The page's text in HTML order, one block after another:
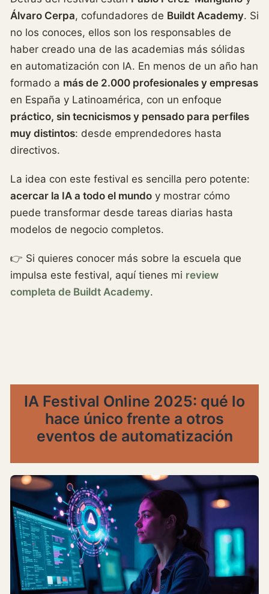
Álvaro Cerpa, cofundadores de Buildt Academy. Si
no los conoces, ellos son los responsables de
haber creado una de las academias más sólidas
en automatización con IA. En menos de un año han
formado a más de 2.000 profesionales y empresas
en España y Latinoamérica, con un enfoque
práctico, sin tecnicismos y pensado para perfiles
muy distintos: desde emprendedores hasta
directivos.
La idea con este festival es sencilla pero potente:
acercar la IA a todo el mundo y mostrar cómo
puede transformar desde tareas diarias hasta
modelos de negocio completos.
👉 Si quieres conocer más sobre la escuela que
impulsa este festival, aquí tienes mi review
completa de Buildt Academy.
IA Festival Online 2025: qué lo
hace único frente a otros
eventos de automatización